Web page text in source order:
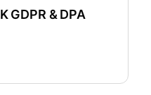
GDPR & DPA